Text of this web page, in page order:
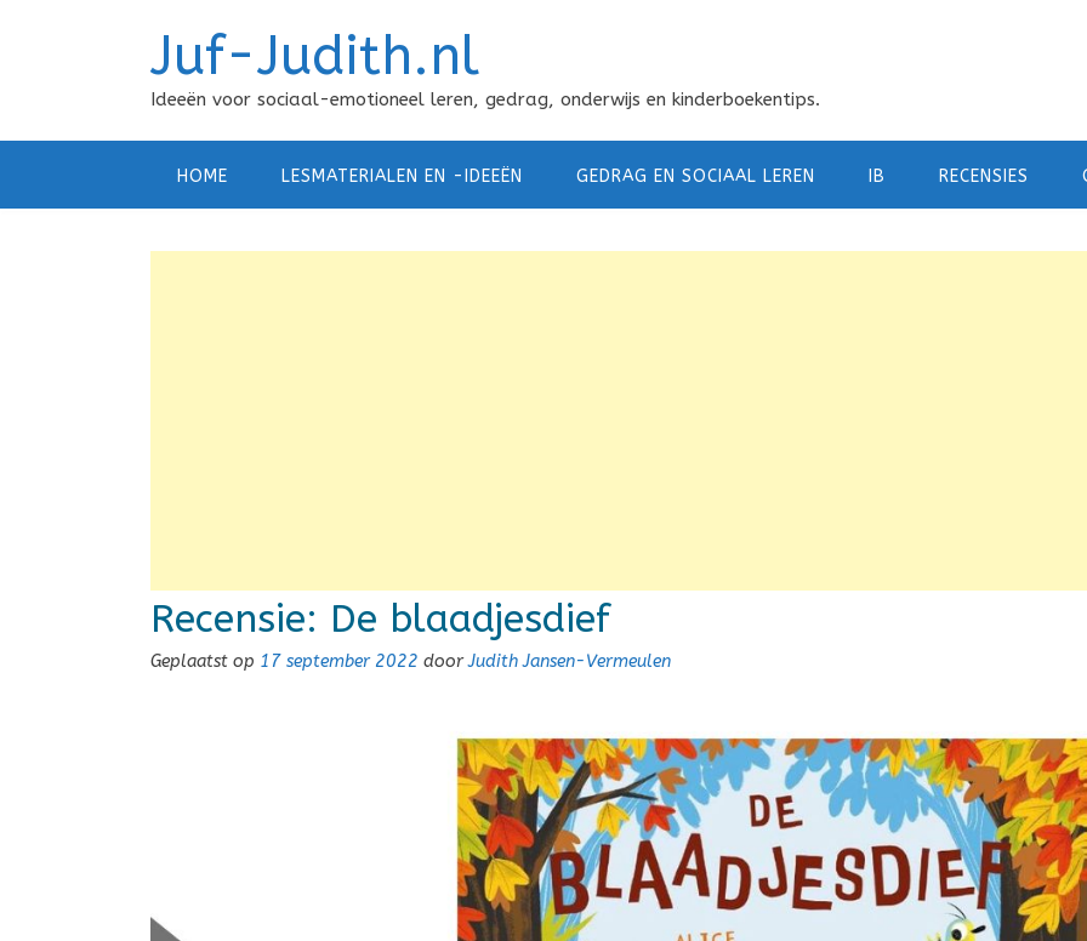
Juf-Judith.nl
Ideeën voor sociaal-emotioneel leren, gedrag, onderwijs en kinderboekentips.
HOME LESMATERIALEN EN -IDEEËN GEDRAG EN SOCIAAL LEREN IB RECENSIES
Recensie: De blaadjesdief
Geplaatst op 17 september 2022 doorJudith Jansen-Vermeulen